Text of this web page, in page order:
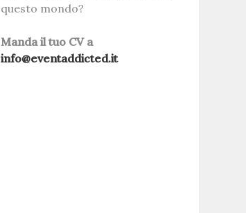
questo mondo?
Manda il tuo CV a
info@eventaddicted.it